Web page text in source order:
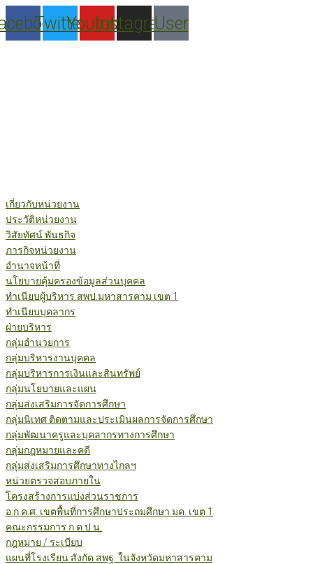
to
content
TwitterYoutube
Instagram
User
เกี่ยวกับหน่วยงาน
ประวัติหน่วยงาน
วิสัยทัศน์ พันธกิจ
ภารกิจหน่วยงาน
อำนาจหน้าที่
นโยบายคุ้มครองข้อมูลส่วนบุคคล
ทำเนียบผู้บริหาร สพป.มหาสารคาม เขต 1
ทำเนียบบุคลากร
ฝ่ายบริหาร
กลุ่มอำนวยการ
กลุ่มบริหารงานบุคคล
กลุ่มบริหารการเงินและสินทรัพย์
กลุ่มนโยบายและแผน
กลุ่มส่งเสริมการจัดการศึกษา
กลุ่มนิเทศ ติดตามและประเมินผลการจัดการศึกษา
กลุ่มพัฒนาครูและบุคลากรทางการศึกษา
กลุ่มกฎหมายและคดี
กลุ่มส่งเสริมการศึกษาทางไกลฯ
หน่วยตรวจสอบภายใน
โครงสร้างการแบ่งส่วนราชการ
อ.ก.ค.ศ. เขตพื้นที่การศึกษาประถมศึกษา มค. เขต 1
คณะกรรมการ ก.ต.ป.น.
กฎหมาย / ระเบียบ
แผนที่โรงเรียน สังกัด สพฐ. ในจังหวัดมหาสารคาม